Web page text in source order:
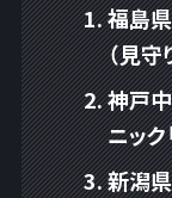
福島
（見守
神戸
ニック
新潟